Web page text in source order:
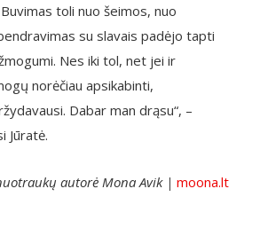
toli nuo šeimos, nuo
su slavais padėjo tapti
Nes iki tol, net jei ir
norėčiau apsikabinti,
Dabar man drąsu“, –
Jūratė.
autorė Mona Avik | moona.lt